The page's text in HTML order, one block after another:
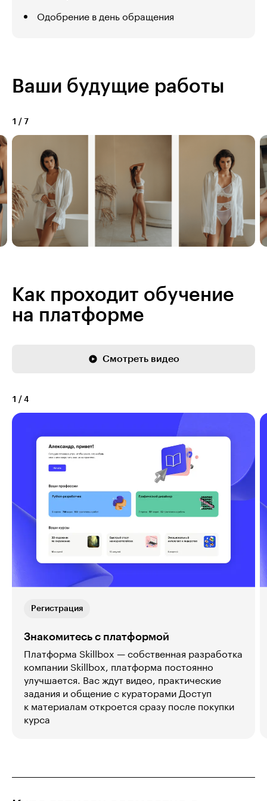
Одобрение в день обращения
Ваши будущие работы
1 / 7
Как проходит обучение
на платформе
Смотреть видео
1 / 4
Регистрация
Знакомитесь с платформой
Платформа Skillbox — собственная разработка
компании Skillbox, платформа постоянно
улучшается. Вас ждут видео, практические
задания и общение с кураторами Доступ
к материалам откроется сразу после покупки
курса